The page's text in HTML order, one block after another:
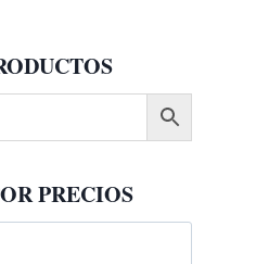
PRECIOS